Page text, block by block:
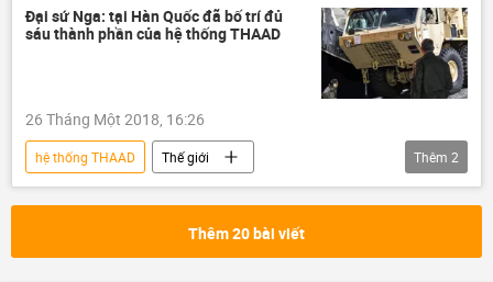
bán đảo Triều Tiên
Kim Jong-un
Tập Cận Bình
James Mattis
Đại sứ Nga: tại Hàn Quốc đã bố trí đủ
sáu thành phần của hệ thống THAAD
26 Tháng Một 2018, 16:26
hệ thống THAAD
Thế giới
Liên bang Nga
Aleksandr Timonin
Thêm 2
Thêm 20 bài viết